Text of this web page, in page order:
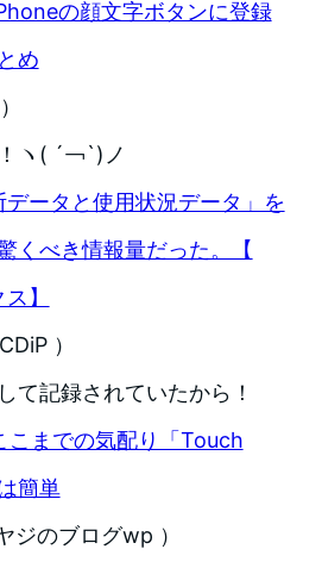
の顔文字ボタンに登録
め
ヽ( ´￢`)ノ
ータと使用状況データ」を
くべき情報量だった。【
】
）
て記録されていたから！
こまでの気配り「Touch
簡単
ジのブログwp ）